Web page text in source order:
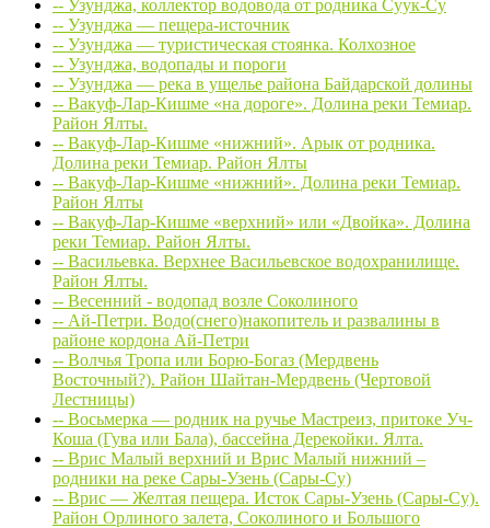
-- Узунджа, коллектор водовода от родника Суук-Су
-- Узунджа — пещера-источник
-- Узунджа — туристическая стоянка. Колхозное
-- Узунджа, водопады и пороги
-- Узунджа — река в ущелье района Байдарской долины
-- Вакуф-Лар-Кишме «на дороге». Долина реки Темиар.
Район Ялты.
-- Вакуф-Лар-Кишме «нижний». Арык от родника.
Долина реки Темиар. Район Ялты
-- Вакуф-Лар-Кишме «нижний». Долина реки Темиар.
Район Ялты
-- Вакуф-Лар-Кишме «верхний» или «Двойка». Долина
реки Темиар. Район Ялты.
-- Васильевка. Верхнее Васильевское водохранилище.
Район Ялты.
-- Весенний - водопад возле Соколиного
-- Ай-Петри. Водо(снего)накопитель и развалины в
районе кордона Ай-Петри
-- Волчья Тропа или Борю-Богаз (Мердвень
Восточный?). Район Шайтан-Мердвень (Чертовой
Лестницы)
-- Восьмерка — родник на ручье Мастреиз, притоке Уч-
Коша (Гува или Бала), бассейна Дерекойки. Ялта.
-- Врис Малый верхний и Врис Малый нижний –
родники на реке Сары-Узень (Сары-Су)
-- Врис — Желтая пещера. Исток Сары-Узень (Сары-Су).
Район Орлиного залета, Соколиного и Большого